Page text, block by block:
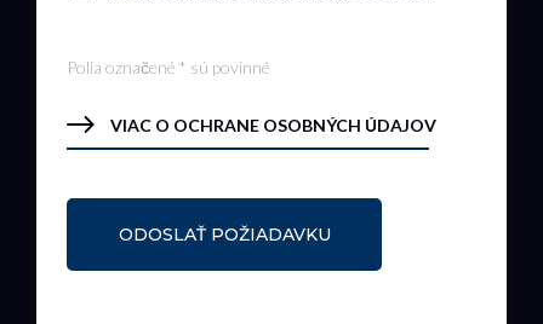
Polia označené * sú povinné
VIAC O OCHRANE OSOBNÝCH ÚDAJOV